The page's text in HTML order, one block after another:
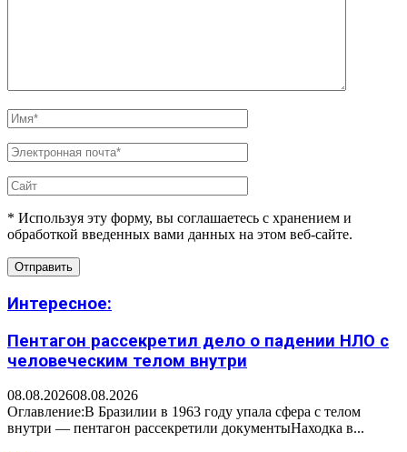
* Используя эту форму, вы соглашаетесь с хранением и
обработкой введенных вами данных на этом веб-сайте.
Интересное:
Пентагон рассекретил дело о падении НЛО с
человеческим телом внутри
08.08.202608.08.2026
Оглавление:В Бразилии в 1963 году упала сфера с телом
внутри — пентагон рассекретили документыНаходка в...